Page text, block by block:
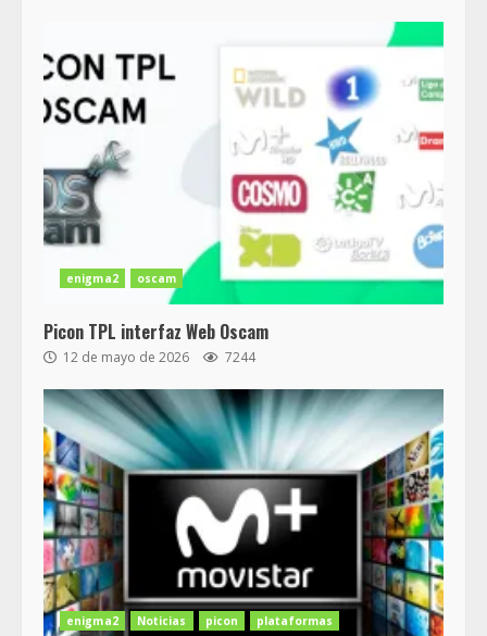
enigma2 oscam
Picon TPL interfaz Web Oscam
12 de mayo de 2026 7244
enigma2 Noticias picon
plataformas